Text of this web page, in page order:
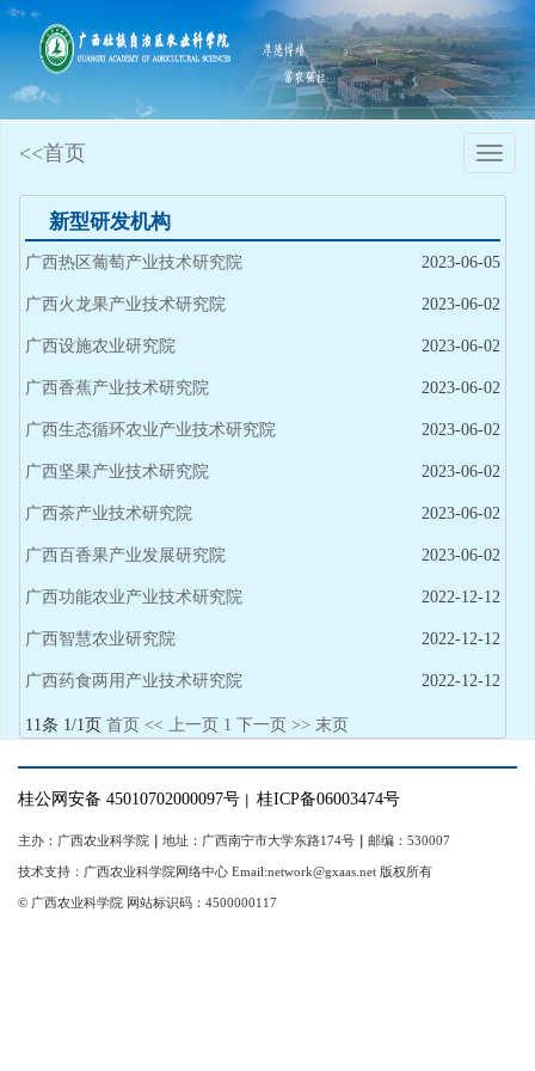
Toggle
<<首页
新型研发机构
2023-06-05
广西热区葡萄产业技术研究院
2023-06-02
广西火龙果产业技术研究院
2023-06-02
广西设施农业研究院
2023-06-02
广西香蕉产业技术研究院
2023-06-02
广西生态循环农业产业技术研究院
2023-06-02
广西坚果产业技术研究院
2023-06-02
广西茶产业技术研究院
2023-06-02
广西百香果产业发展研究院
2022-12-12
广西功能农业产业技术研究院
2022-12-12
广西智慧农业研究院
2022-12-12
广西药食两用产业技术研究院
11条 1/1页首页 << 上一页 1 下一页 >> 末页
桂公网安备 45010702000097号 ｜ 桂ICP备06003474号
主办：广西农业科学院 ｜ 地址：广西南宁市大学东路174号 ｜ 邮编：530007
技术支持：广西农业科学院网络中心 Email:network@gxaas.net 版权所有
© 广西农业科学院 网站标识码：4500000117